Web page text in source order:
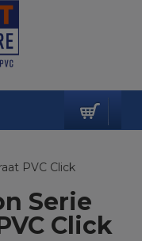
PVC Click
Serie
Click